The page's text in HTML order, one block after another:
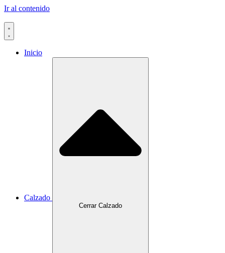
Ir al contenido
Inicio
Calzado
Cerrar Calzado